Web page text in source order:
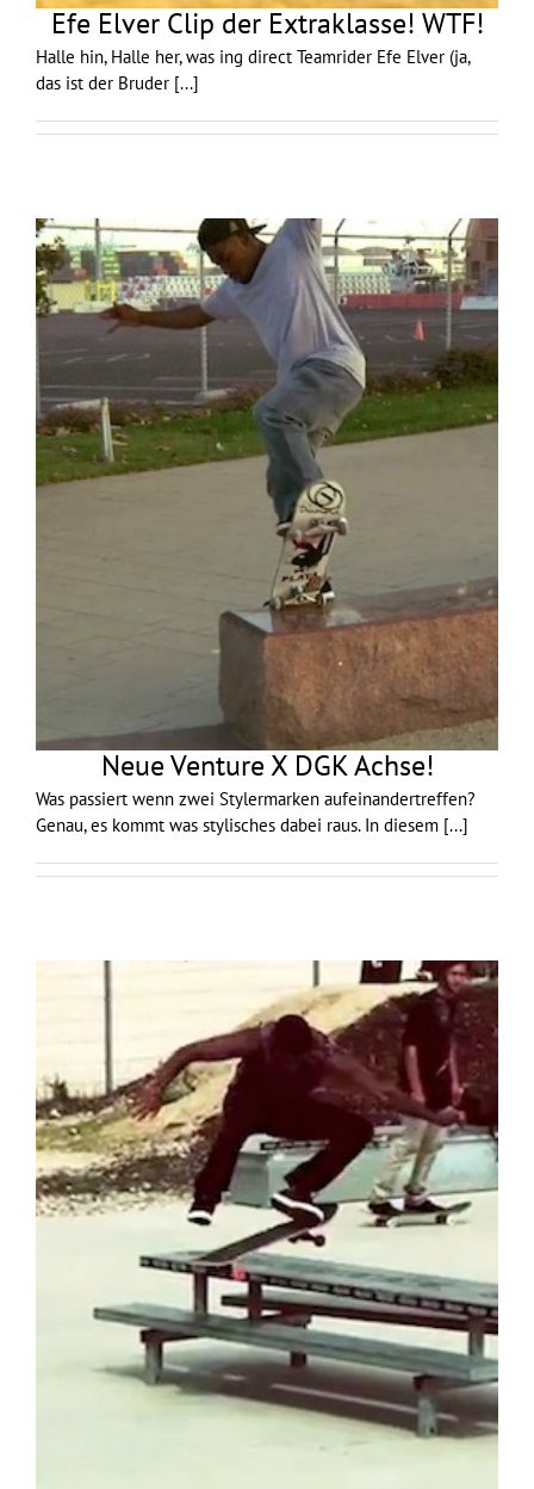
Efe Elver Clip der Extraklasse! WTF!
Halle hin, Halle her, was ing direct Teamrider Efe Elver (ja,
das ist der Bruder [...]
Neue Venture X DGK Achse!
Was passiert wenn zwei Stylermarken aufeinandertreffen?
Genau, es kommt was stylisches dabei raus. In diesem [...]